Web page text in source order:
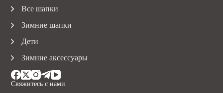
Свяжитесь с нами
Все шапки
Зимние шапки
Дети
Зимние аксессуары